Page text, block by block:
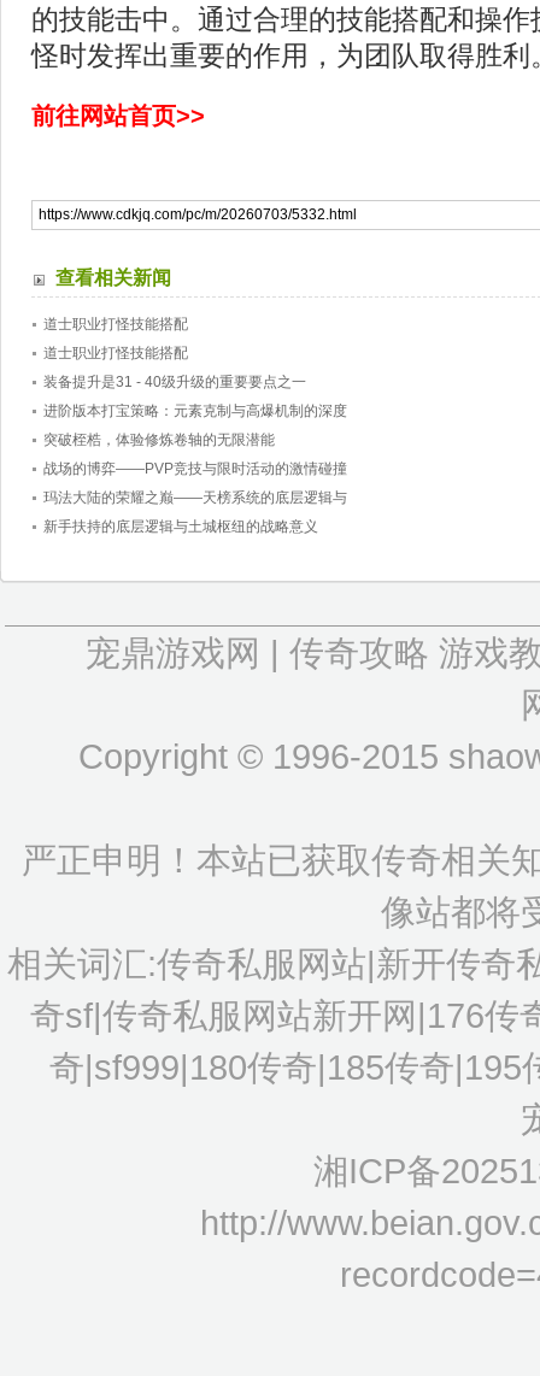
的技能击中。通过合理的技能搭配和操
怪时发挥出重要的作用，为团队取得胜利
前往网站首页>>
查看相关新闻
道士职业打怪技能搭配
道士职业打怪技能搭配
装备提升是31 - 40级升级的重要要点之一
进阶版本打宝策略：元素克制与高爆机制的深度
突破桎梏，体验修炼卷轴的无限潜能
战场的博弈——PVP竞技与限时活动的激情碰撞
玛法大陆的荣耀之巅——天榜系统的底层逻辑与
新手扶持的底层逻辑与土城枢纽的战略意义
宠鼎游戏网 | 传奇攻略 游戏
Copyright © 1996-2015
严正申明！本站已获取传奇相关
像站都将
相关词汇:传奇私服网站|新开传奇
奇sf|传奇私服网站新开网|176传
奇|sf999|180传奇|185传奇|195
湘ICP备
http://